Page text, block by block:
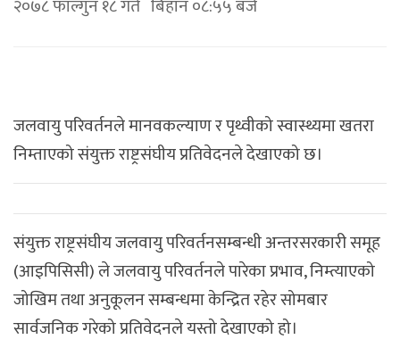
२०७८ फाल्गुन १८ गते बिहान ०८:५५ बजे
जलवायु परिवर्तनले मानवकल्याण र पृथ्वीको स्वास्थ्यमा खतरा
निम्ताएको संयुक्त राष्ट्रसंघीय प्रतिवेदनले देखाएको छ।
संयुक्त राष्ट्रसंघीय जलवायु परिवर्तनसम्बन्धी अन्तरसरकारी समूह
(आइपिसिसी) ले जलवायु परिवर्तनले पारेका प्रभाव, निम्त्याएको
जोखिम तथा अनुकूलन सम्बन्धमा केन्द्रित रहेर सोमबार
सार्वजनिक गरेको प्रतिवेदनले यस्तो देखाएको हो।